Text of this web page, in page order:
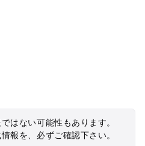
はない可能性もあります。
報を、必ずご確認下さい。